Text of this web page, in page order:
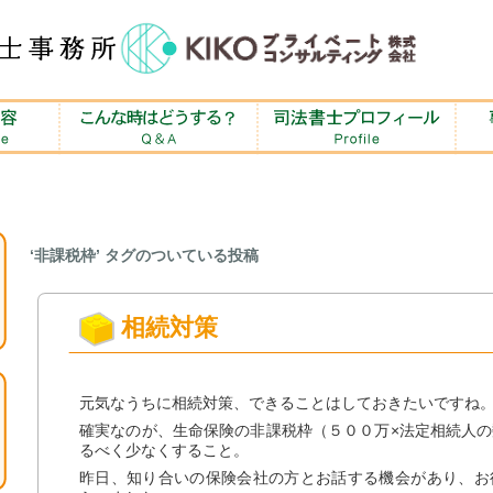
‘非課税枠’ タグのついている投稿
相続対策
元気なうちに相続対策、できることはしておきたいですね
確実なのが、生命保険の非課税枠（５００万×法定相続人
るべく少なくすること。
昨日、知り合いの保険会社の方とお話する機会があり、